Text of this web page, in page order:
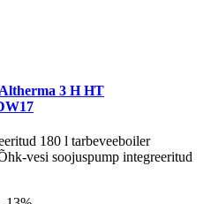
3 H HT
180 l tarbeveeboiler
vesi soojuspump integreeritud